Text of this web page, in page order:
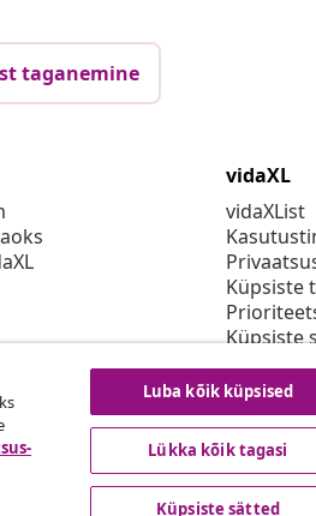
taganemine
vidaXL
vidaXList
Küpsiste
Küpsiste
vidaXLis
Turvalisus
Eli
EPR
Luba kõik küpsised
Lükka kõik tagasi
Küpsiste sätted